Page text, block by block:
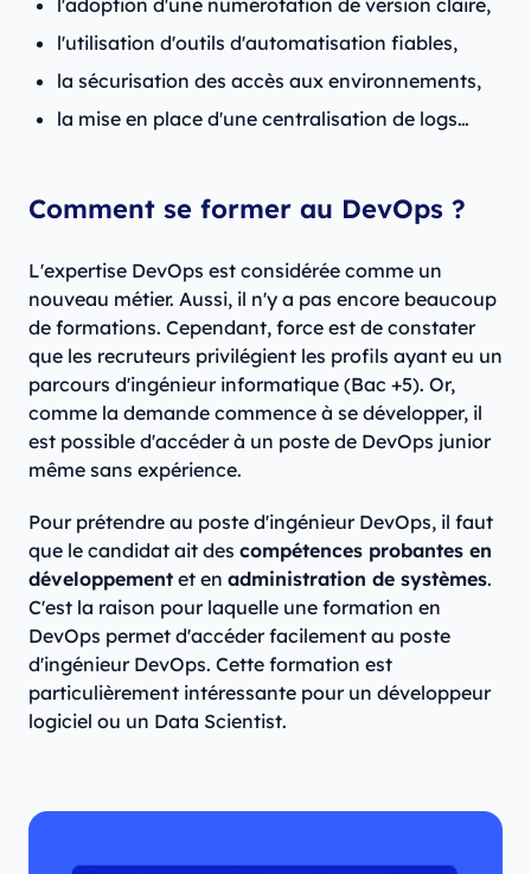
l'adoption d'une numérotation de version claire,
l'utilisation d'outils d'automatisation fiables,
la sécurisation des accès aux environnements,
la mise en place d'une centralisation de logs…
Comment se former au DevOps ?
L'expertise DevOps est considérée comme un
nouveau métier. Aussi, il n'y a pas encore beaucoup
de formations. Cependant, force est de constater
que les recruteurs privilégient les profils ayant eu un
parcours d'ingénieur informatique (Bac +5). Or,
comme la demande commence à se développer, il
est possible d'accéder à un poste de DevOps junior
même sans expérience.
Pour prétendre au poste d'ingénieur DevOps, il faut
que le candidat ait des compétences probantes en
développement et en administration de systèmes.
C'est la raison pour laquelle une formation en
DevOps permet d'accéder facilement au poste
d'ingénieur DevOps. Cette formation est
particulièrement intéressante pour un développeur
logiciel ou un Data Scientist.